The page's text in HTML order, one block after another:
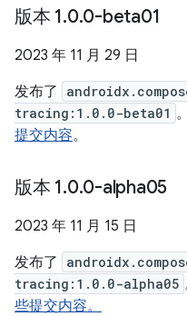
版本 1.0.0-beta01
2023 年 11 月 29 日
发布了
tracing:1.0.0-beta01 。
提交内容。
版本 1.0.0-alpha05
2023 年 11 月 15 日
发布了
tracing:1.0.0-alpha05
些提交内容。